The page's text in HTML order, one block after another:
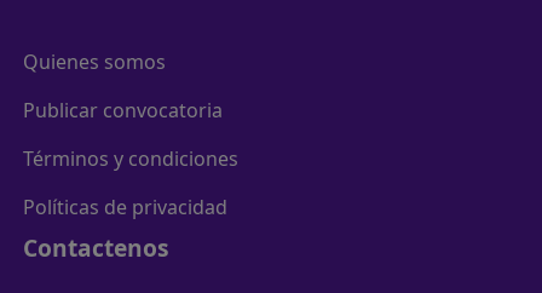
Quienes somos
Publicar convocatoria
Términos y condiciones
Políticas de privacidad
Contactenos